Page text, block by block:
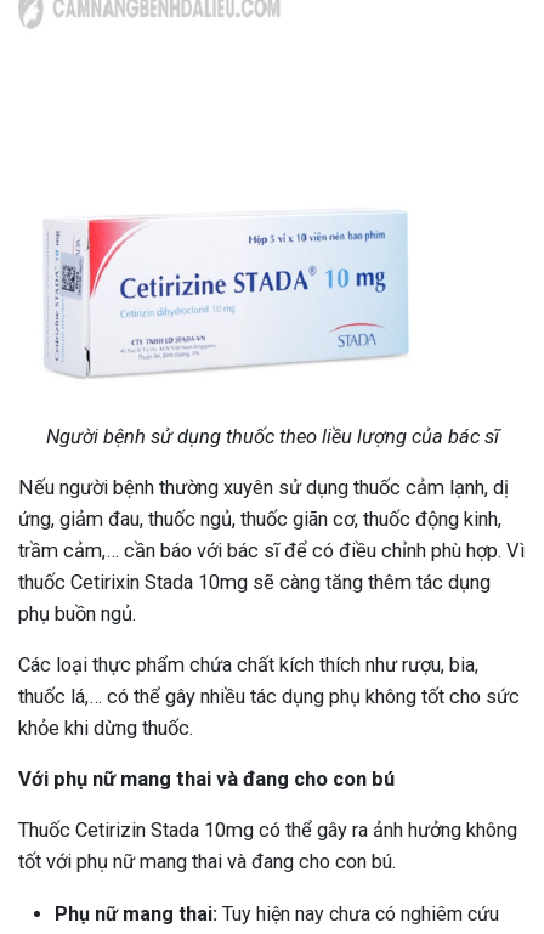
Người bệnh sử dụng thuốc theo liều lượng của bác sĩ
Nếu người bệnh thường xuyên sử dụng thuốc cảm lạnh, dị
ứng, giảm đau, thuốc ngủ, thuốc giãn cơ, thuốc động kinh,
trầm cảm,… cần báo với bác sĩ để có điều chỉnh phù hợp. Vì
thuốc Cetirixin Stada 10mg sẽ càng tăng thêm tác dụng
phụ buồn ngủ.
Các loại thực phẩm chứa chất kích thích như rượu, bia,
thuốc lá,… có thể gây nhiều tác dụng phụ không tốt cho sức
khỏe khi dừng thuốc.
Với phụ nữ mang thai và đang cho con bú
Thuốc Cetirizin Stada 10mg có thể gây ra ảnh hưởng không
tốt với phụ nữ mang thai và đang cho con bú.
Phụ nữ mang thai: Tuy hiện nay chưa có nghiêm cứu